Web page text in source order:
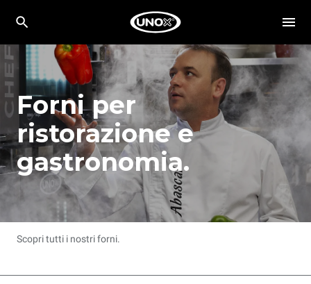
Forni per
ristorazione e
gastronomia.
Scopri tutti i nostri forni.